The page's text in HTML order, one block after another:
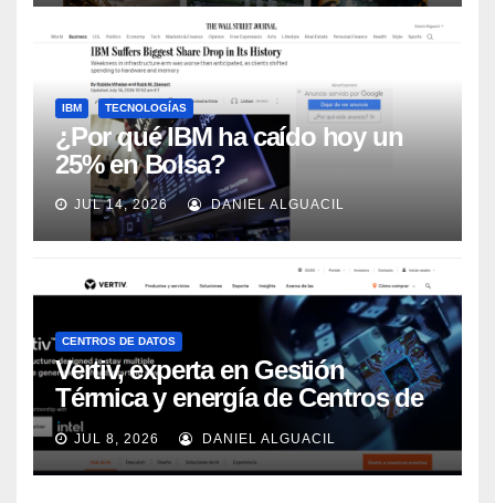
IBM TECNOLOGÍAS
¿Por qué IBM ha caído hoy un
25% en Bolsa?
JUL 14, 2026 DANIEL ALGUACIL
CENTROS DE DATOS
Vertiv, experta en Gestión
Térmica y energía de Centros de
Datos, sigue su crecimiento
imparable
JUL 8, 2026 DANIEL ALGUACIL